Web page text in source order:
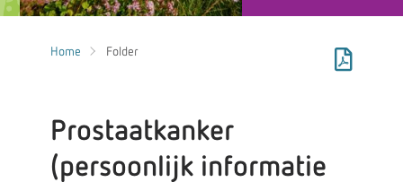
Home Folder
Prostaatkanker
(persoonlijk informatie